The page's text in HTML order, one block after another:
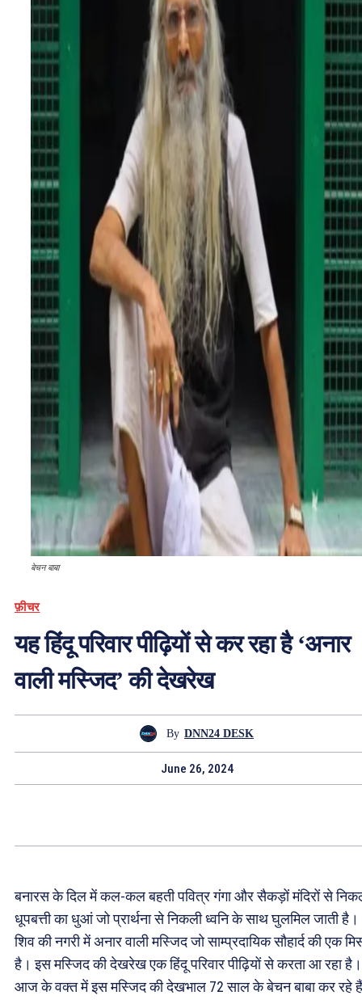
बेचन बाबा
फ़ीचर
यह हिंदू परिवार पीढ़ियों से कर रहा है ‘अनार
वाली मस्जिद’ की देखरेख
By DNN24 DESK
June 26, 2024
बनारस के दिल में कल-कल बहती पवित्र गंगा और सैकड़ों मंदिरों से
धूपबत्ती का धुआं जो प्रार्थना से निकली ध्वनि के साथ घुलमिल जाती है।
शिव की नगरी में अनार वाली मस्जिद जो साम्प्रदायिक सौहार्द की एक
है। इस मस्जिद की देखरेख एक हिंदू परिवार पीढ़ियों से करता आ रहा है।
आज के वक्त में इस मस्जिद की देखभाल 72 साल के बेचन बाबा कर रहे